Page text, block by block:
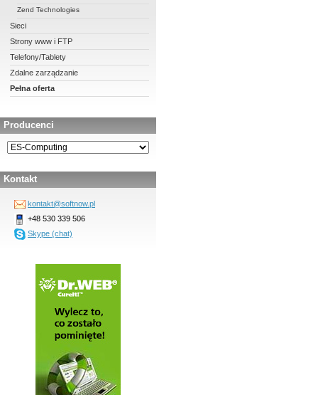
Zend Technologies
Sieci
Strony www i FTP
Telefony/Tablety
Zdalne zarządzanie
Pełna oferta
Producenci
Kontakt
kontakt@softnow.pl
+48 530 339 506
Skype (chat)